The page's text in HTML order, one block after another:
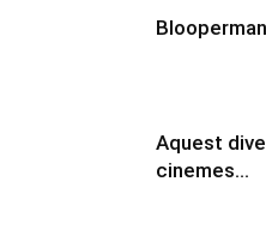
Aquest
cinemes…